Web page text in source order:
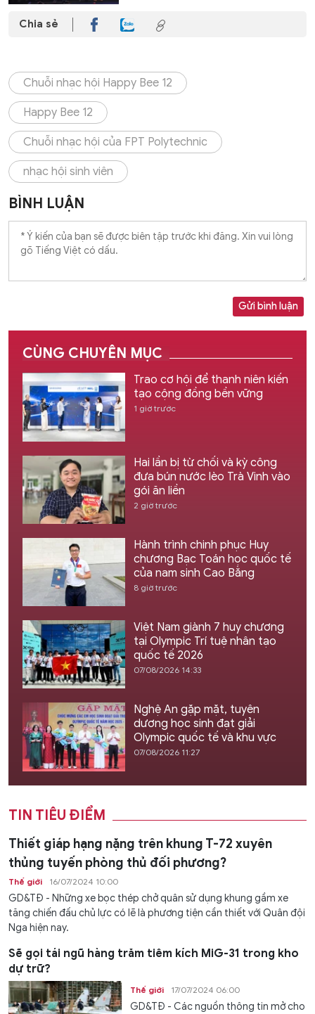
Chia sẻ
Chuỗi nhạc hội Happy Bee 12
Happy Bee 12
Chuỗi nhạc hội của FPT Polytechnic
nhạc hội sinh viên
BÌNH LUẬN
Gửi bình luận
CÙNG CHUYÊN MỤC
Trao cơ hội để thanh niên kiến
tạo cộng đồng bền vững
1 giờ trước
Hai lần bị từ chối và kỳ công
đưa bún nước lèo Trà Vinh vào
gói ăn liền
2 giờ trước
Hành trình chinh phục Huy
chương Bạc Toán học quốc tế
của nam sinh Cao Bằng
8 giờ trước
Việt Nam giành 7 huy chương
tại Olympic Trí tuệ nhân tạo
quốc tế 2026
07/08/2026 14:33
Nghệ An gặp mặt, tuyên
dương học sinh đạt giải
Olympic quốc tế và khu vực
07/08/2026 11:27
TIN TIÊU ĐIỂM
Thiết giáp hạng nặng trên khung T-72 xuyên
thủng tuyến phòng thủ đối phương?
Thế giới 16/07/2024 10:00
GD&TĐ - Những xe bọc thép chở quân sử dụng khung gầm xe
tăng chiến đấu chủ lực có lẽ là phương tiện cần thiết với Quân đội
Nga hiện nay.
Sẽ gọi tái ngũ hàng trăm tiêm kích MiG-31 trong kho
dự trữ?
Thế giới 17/07/2024 06:00
GD&TĐ - Các nguồn thông tin mở cho